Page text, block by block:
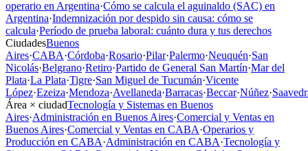
operario en Argentina·Cómo se calcula el aguinaldo (SAC) en
Argentina·Indemnización por despido sin causa: cómo se
calcula·Período de prueba laboral: cuánto dura y tus derechos
CiudadesBuenos
Aires·CABA·Córdoba·Rosario·Pilar·Palermo·Neuquén·San
Nicolás·Belgrano·Retiro·Partido de General San Martín·Mar del
Plata·La Plata·Tigre·San Miguel de Tucumán·Vicente
López·Ezeiza·Mendoza·Avellaneda·Barracas·Beccar·Núñez·
Área × ciudadTecnología y Sistemas en Buenos
Aires·Administración en Buenos Aires·Comercial y Ventas en
Buenos Aires·Comercial y Ventas en CABA·Operarios y
Producción en CABA·Administración en CABA·Tecnología y